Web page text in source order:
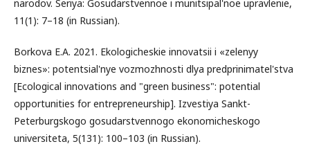
narodov. Seriya: Gosudarstvennoe i munitsipal'noe upravlenie,
11(1): 7–18 (in Russian).
Borkova E.A. 2021. Ekologicheskie innovatsii i «zelenyy
biznes»: potentsial'nye vozmozhnosti dlya predprinimatel'stva
[Ecological innovations and "green business": potential
opportunities for entrepreneurship]. Izvestiya Sankt-
Peterburgskogo gosudarstvennogo ekonomicheskogo
universiteta, 5(131): 100–103 (in Russian).